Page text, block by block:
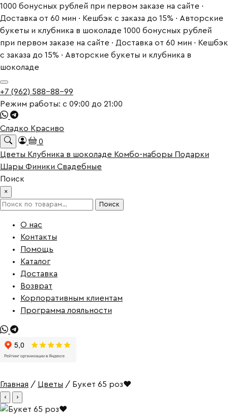
1000 бонусных рублей при первом заказе на сайте ·
Доставка от 60 мин · Кешбэк с заказа до 15% · Авторские
букеты и клубника в шоколаде 1000 бонусных рублей
при первом заказе на сайте · Доставка от 60 мин · Кешбэк
с заказа до 15% · Авторские букеты и клубника в
шоколаде
+7 (962) 588-88-99
Режим работы: с 09:00 до 21:00
Сладко Красиво
0
Цветы Клубника в шоколаде Комбо-наборы Подарки
Шары Финики Свадебные
Поиск
×
Искать: Поиск
О нас
Контакты
Помощь
Каталог
Доставка
Возврат
Корпоративным клиентам
Программа лояльности
Главная / Цветы / Букет 65 роз❤
‹ ›